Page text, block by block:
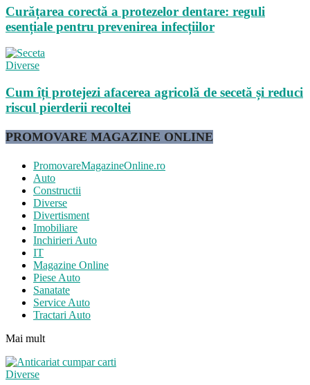
Curățarea corectă a protezelor dentare: reguli
esențiale pentru prevenirea infecțiilor
Diverse
Cum îți protejezi afacerea agricolă de secetă și reduci
riscul pierderii recoltei
PROMOVARE MAGAZINE ONLINE
PromovareMagazineOnline.ro
Auto
Constructii
Diverse
Divertisment
Imobiliare
Inchirieri Auto
IT
Magazine Online
Piese Auto
Sanatate
Service Auto
Tractari Auto
Mai mult
Diverse